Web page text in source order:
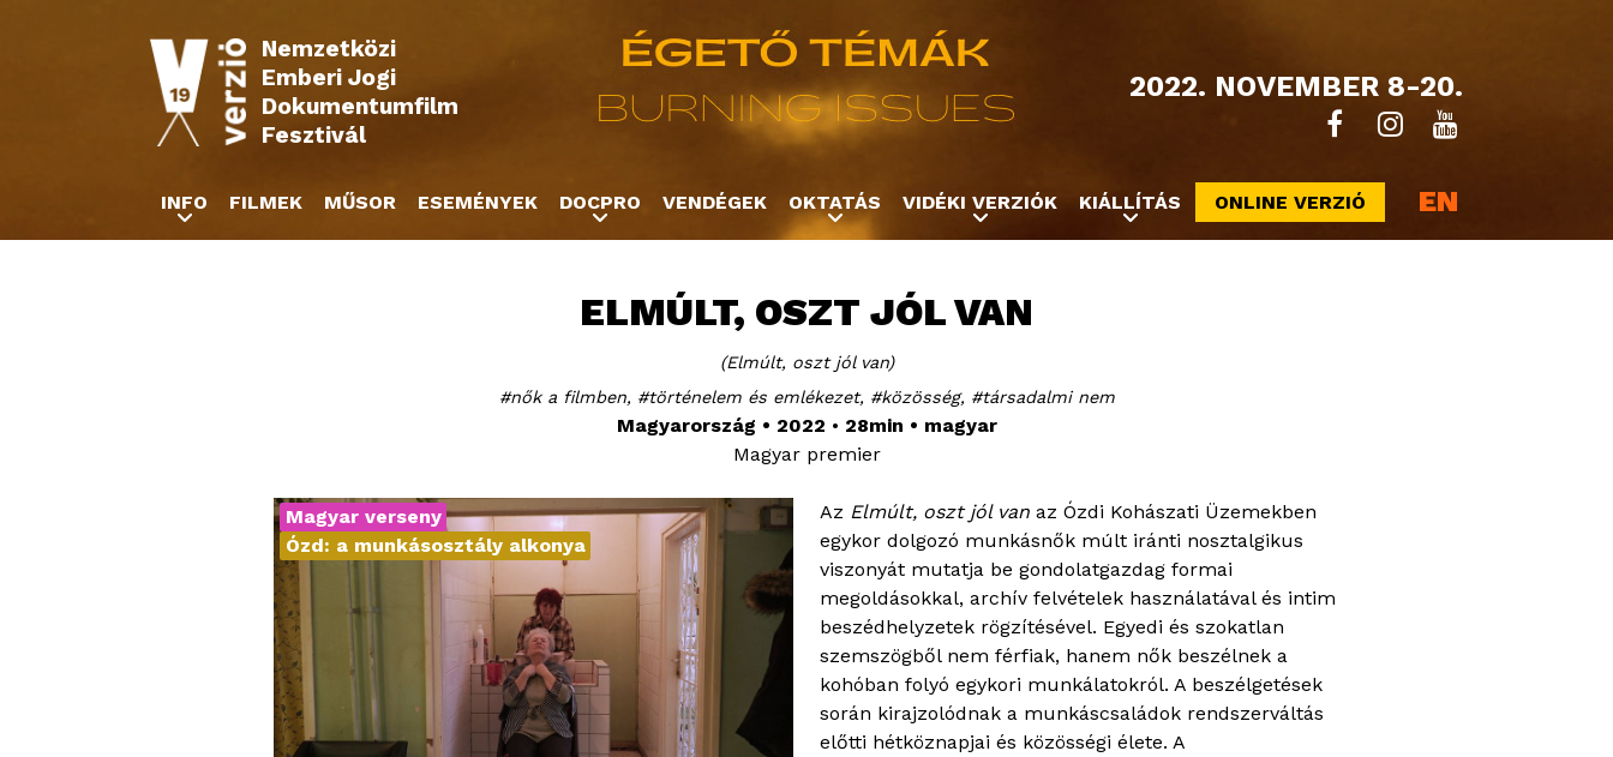
2022. NOVEMBER 8-20.
Nemzetközi
Emberi Jogi
Dokumentumfilm
Fesztivál
ELMÚLT, OSZT JÓL VAN
Elmúlt, oszt jól van
nők a filmben
történelem és emlékezet közösség társadalmi nem
Magyarország 2022 28min
magyar
Magyar premier
Magyar verseny
Ózd: a munkásosztály alkonya
Az Elmúlt, oszt jól van az Ózdi Kohászati Üzemekben
egykor dolgozó munkásnők múlt iránti nosztalgikus
viszonyát mutatja be gondolatgazdag formai
megoldásokkal, archív felvételek használatával és intim
beszédhelyzetek rögzítésével. Egyedi és szokatlan
szemszögből nem férfiak, hanem nők beszélnek a
kohóban folyó egykori munkálatokról. A beszélgetések
során kirajzolódnak a munkáscsaládok rendszerváltás
előtti hétköznapjai és közösségi élete. A
INFO FILMEK MŰSOR ESEMÉNYEK DOCPRO VENDÉGEK OKTATÁS VIDÉKI VERZIÓK KIÁLLÍTÁS ONLINE VERZIÓ EN